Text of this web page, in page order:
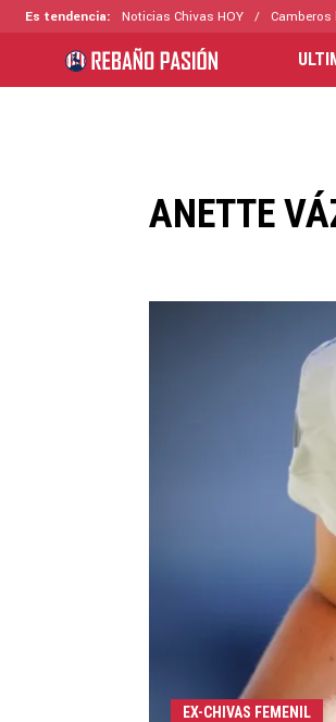
Es tendencia: Noticias Chivas HOY
ANETTE
EX-CHIVAS FEMENIL